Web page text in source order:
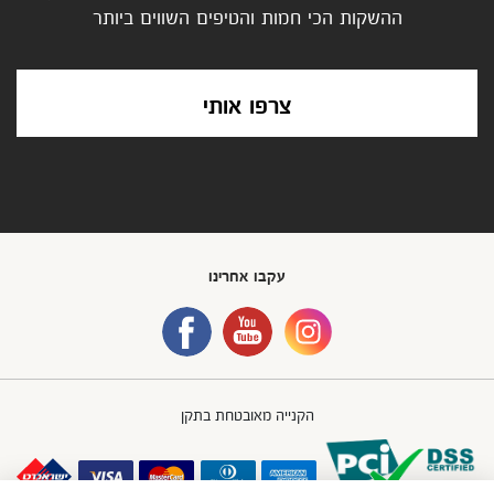
ההשקות הכי חמות והטיפים השווים ביותר
צרפו אותי
עקבו אחרינו
הקנייה מאובטחת בתקן